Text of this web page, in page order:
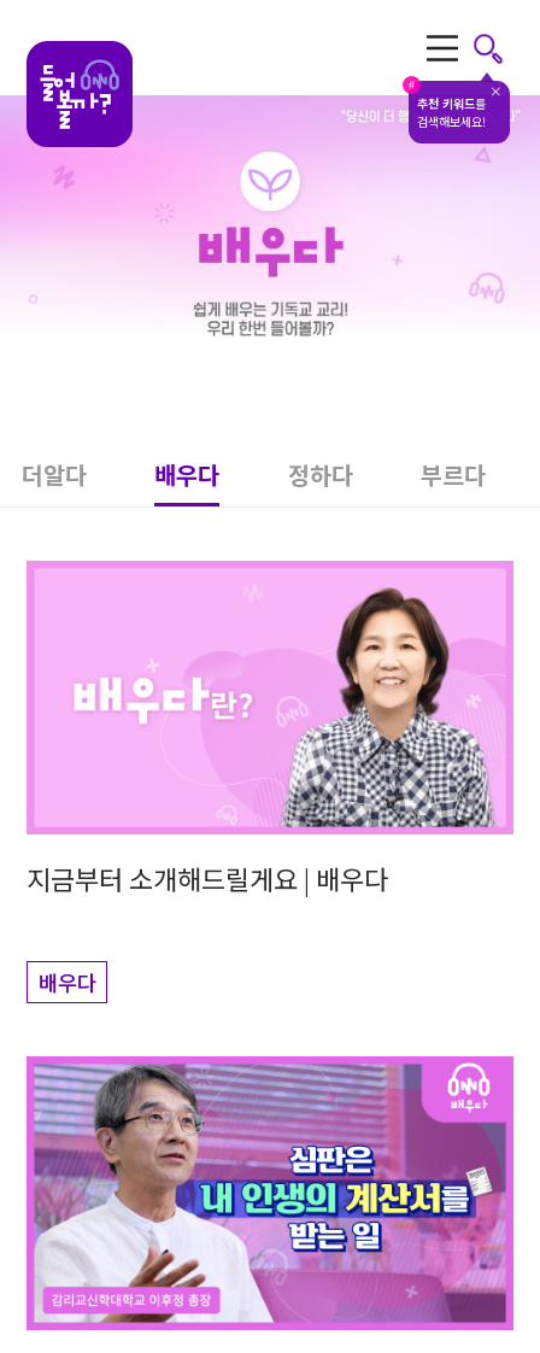
#
추천 키워드를
검색해보세요!
더알다 배우다 정하다 부르다
지금부터 소개해드릴게요 | 배우다
배우다